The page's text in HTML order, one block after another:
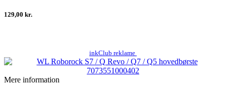
129,00 kr.
inkClub reklame
Mere information